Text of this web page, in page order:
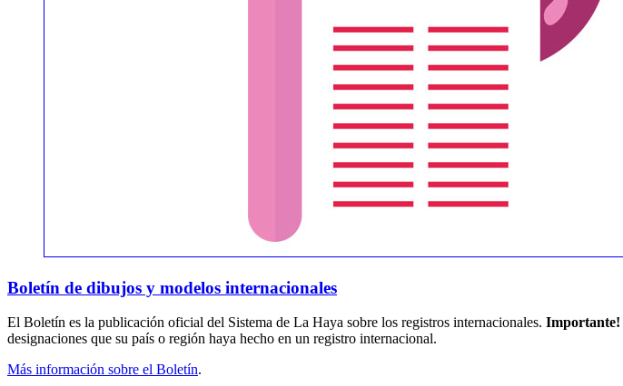
Boletín de dibujos y modelos internacionales
El Boletín es la publicación oficial del Sistema de La Haya sobre los registros internacionales. Importante!
designaciones que su país o región haya hecho en un registro internacional.
Más información sobre el Boletín.